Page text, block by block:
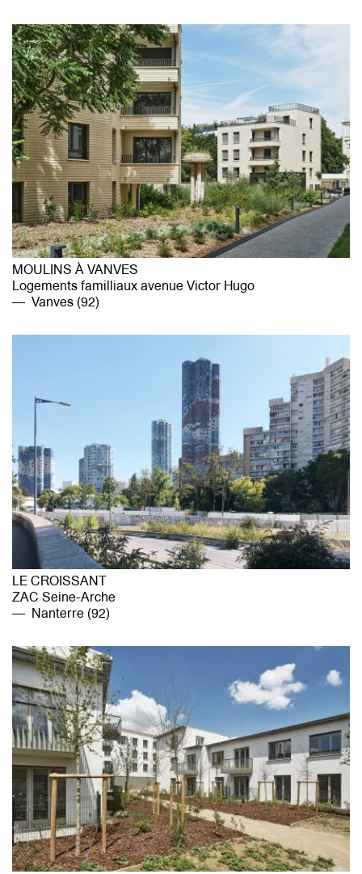
MOULINS À VANVES
Logements familliaux avenue Victor Hugo
Vanves (92)
LE CROISSANT
ZAC Seine-Arche
Nanterre (92)